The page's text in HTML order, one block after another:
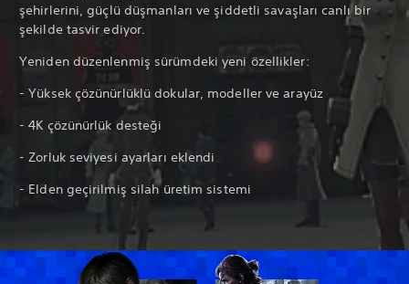
şehirlerini, güçlü düşmanları ve şiddetli savaşları canlı bir
şekilde tasvir ediyor.
Yeniden düzenlenmiş sürümdeki yeni özellikler:
- Yüksek çözünürlüklü dokular, modeller ve arayüz
- 4K çözünürlük desteği
- Zorluk seviyesi ayarları eklendi
- Elden geçirilmiş silah üretim sistemi